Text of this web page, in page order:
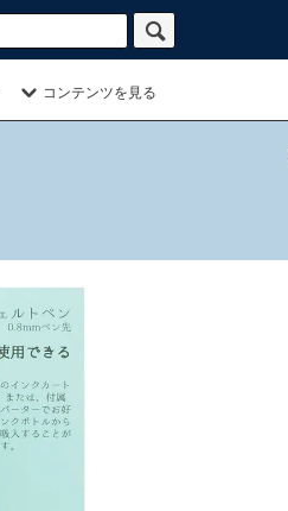
コンテンツを見る